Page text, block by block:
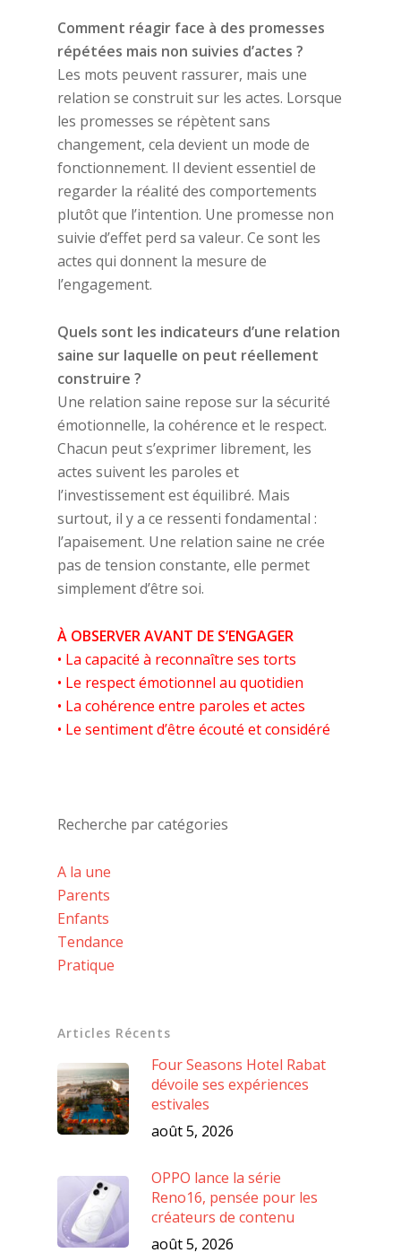
Comment réagir face à des promesses
répétées mais non suivies d’actes ?
Les mots peuvent rassurer, mais une
relation se construit sur les actes. Lorsque
les promesses se répètent sans
changement, cela devient un mode de
fonctionnement. Il devient essentiel de
regarder la réalité des comportements
plutôt que l’intention. Une promesse non
suivie d’effet perd sa valeur. Ce sont les
actes qui donnent la mesure de
l’engagement.
Quels sont les indicateurs d’une relation
saine sur laquelle on peut réellement
construire ?
Une relation saine repose sur la sécurité
émotionnelle, la cohérence et le respect.
Chacun peut s’exprimer librement, les
actes suivent les paroles et
l’investissement est équilibré. Mais
surtout, il y a ce ressenti fondamental :
l’apaisement. Une relation saine ne crée
pas de tension constante, elle permet
simplement d’être soi.
À OBSERVER AVANT DE S’ENGAGER
• La capacité à reconnaître ses torts
• Le respect émotionnel au quotidien
• La cohérence entre paroles et actes
• Le sentiment d’être écouté et considéré
Recherche par catégories
A la une
Parents
Enfants
Tendance
Pratique
Articles Récents
Four Seasons Hotel Rabat
dévoile ses expériences
estivales
août 5, 2026
OPPO lance la série
Reno16, pensée pour les
créateurs de contenu
août 5, 2026